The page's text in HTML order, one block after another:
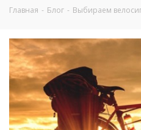
Главная - Блог - Выбираем